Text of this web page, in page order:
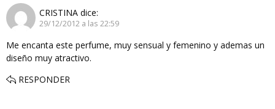
CRISTINA dice:
29/12/2012 a las 22:59
Me encanta este perfume, muy sensual y femenino y ademas un
diseño muy atractivo.
RESPONDER